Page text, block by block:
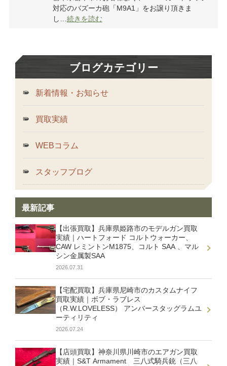
対応のバズーカ砲「M9A1」をお譲り頂きま
し…続きを読む
ブログカテゴリー
新着情報・お知らせ
買取実績
WEBコラム
スタッフブログ
最新記事
【出張買取】兵庫県姫路市のモデルガン買取
実績｜ハートフォード コルトウォーカー、
CAW レミントンM1875、コルト SAA 、マル
シン金属製SAA
2026.07.31
【宅配買取】兵庫県尼崎市のカスタムナイフ
買取実績｜ボブ・ラブレス
（R.W.LOVELESS） アンバースタッグラムユ
ーティリティ
2026.07.24
【店頭買取】神奈川県川崎市のエアガン買取
実績｜S&T Armament 三八式騎兵銃（三八